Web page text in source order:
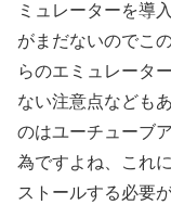
ミュレーターを導
がまだないのでこ
らのエミュレータ
ない注意点なども
のはユーチューブ
為ですよね、これ
ストールする必要